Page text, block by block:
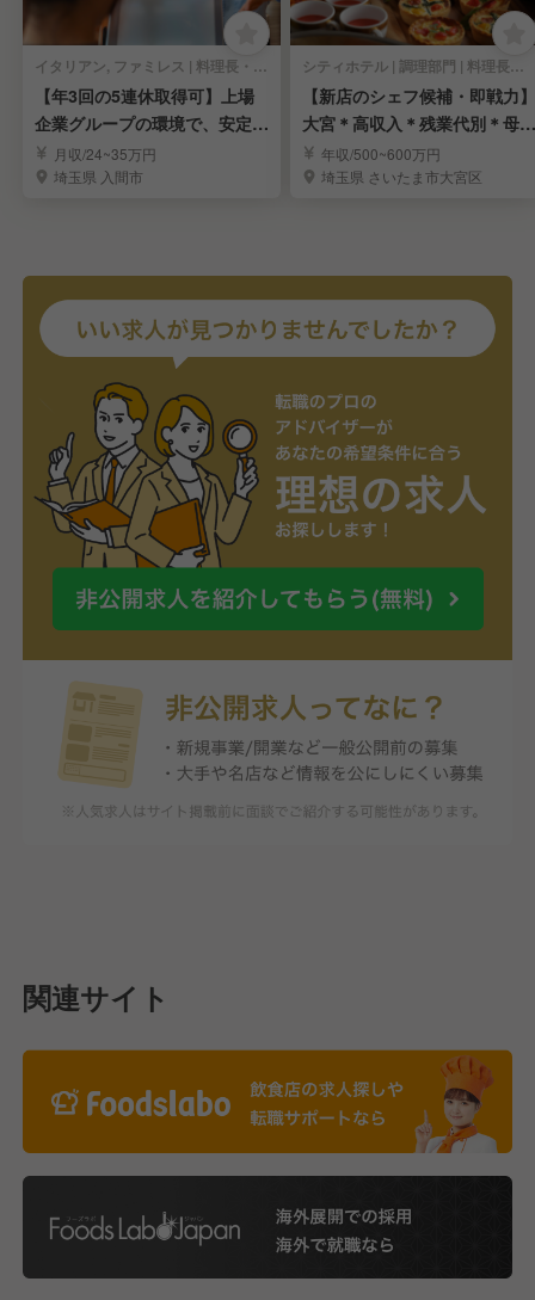
イタリアン, ファミレス | 料理長・料理長候補
【年3回の5連休取得可】上場
企業グループの環境で、安定し
たキャリアアップ！
月収/24~35万円
埼玉県 入間市
シティホテル | 調理部門 | 料理長・料理長候補
【新店のシェフ候補・即戦力】
大宮＊高収入＊残業代別＊母体
安定＊労働環境良し
年収/500~600万円
埼玉県 さいたま市大宮区
関連サイト